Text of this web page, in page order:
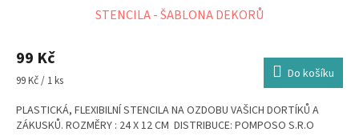
STENCILA - ŠABLONA DEKORŮ
99 Kč
Měrná
99 Kč / 1 ks Do košíku
PLASTICKÁ, FLEXIBILNÍ STENCILA NA OZDOBU VAŠICH DORTÍKŮ A
ZÁKUSKŮ. ROZMĚRY : 24 X 12 CM DISTRIBUCE: POMPOSO S.R.O